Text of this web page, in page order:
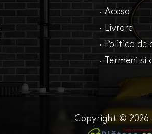
· Acasa
· Livrare
· Politica
· Termeni si
Copyright © 2026